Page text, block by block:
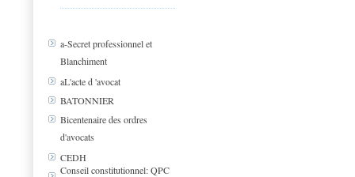
a-Secret professionnel et
Blanchiment
aL'acte d 'avocat
BATONNIER
Bicentenaire des ordres
d'avocats
CEDH
Conseil constitutionnel: QPC